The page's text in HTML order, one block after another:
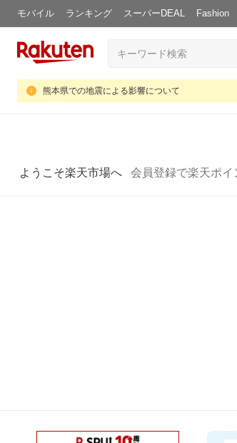
モバイル ランキング スーパーDEAL Fashion
熊本県での地震による影響について
ようこそ楽天市場へ 会員登録で楽天ポイ